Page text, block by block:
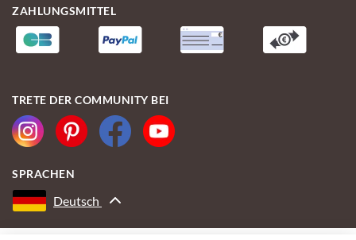
ZAHLUNGSMITTEL
TRETE DER COMMUNITY BEI
SPRACHEN
Deutsch